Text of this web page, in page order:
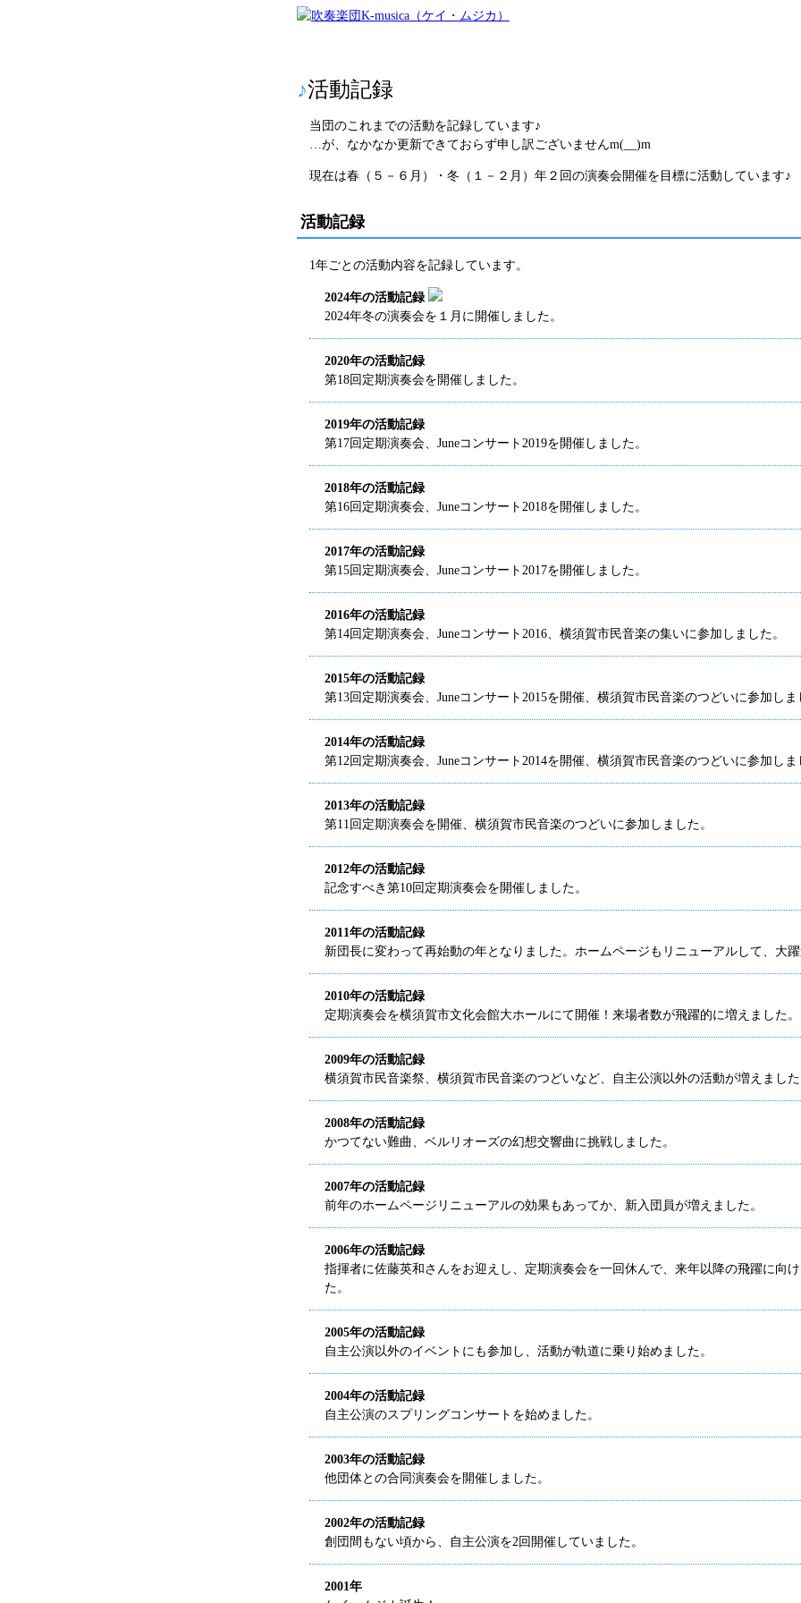
♪活動記録
当団のこれまでの活動を記録しています♪
…が、なかなか更新できておらず申し訳ございませんm(__)m
現在は春（５－６月）・冬（１－２月）年２回の演奏会開催を目標に活動しています♪
活動記録
1年ごとの活動内容を記録しています。
2024年の活動記録
2024年冬の演奏会を１月に開催しました。
2020年の活動記録
第18回定期演奏会を開催しました。
2019年の活動記録
第17回定期演奏会、Juneコンサート2019を開催しました。
2018年の活動記録
第16回定期演奏会、Juneコンサート2018を開催しました。
2017年の活動記録
第15回定期演奏会、Juneコンサート2017を開催しました。
2016年の活動記録
第14回定期演奏会、Juneコンサート2016、横須賀市民音楽の集いに参加しました。
2015年の活動記録
第13回定期演奏会、Juneコンサート2015を開催、横須賀市民音楽のつどいに参加しま
2014年の活動記録
第12回定期演奏会、Juneコンサート2014を開催、横須賀市民音楽のつどいに参加しま
2013年の活動記録
第11回定期演奏会を開催、横須賀市民音楽のつどいに参加しました。
2012年の活動記録
記念すべき第10回定期演奏会を開催しました。
2011年の活動記録
新団長に変わって再始動の年となりました。ホームページもリニューアルして、大
2010年の活動記録
定期演奏会を横須賀市文化会館大ホールにて開催！来場者数が飛躍的に増えました。
2009年の活動記録
横須賀市民音楽祭、横須賀市民音楽のつどいなど、自主公演以外の活動が増えまし
2008年の活動記録
かつてない難曲、ベルリオーズの幻想交響曲に挑戦しました。
2007年の活動記録
前年のホームページリニューアルの効果もあってか、新入団員が増えました。
2006年の活動記録
指揮者に佐藤英和さんをお迎えし、定期演奏会を一回休んで、来年以降の飛躍に向
た。
2005年の活動記録
自主公演以外のイベントにも参加し、活動が軌道に乗り始めました。
2004年の活動記録
自主公演のスプリングコンサートを始めました。
2003年の活動記録
他団体との合同演奏会を開催しました。
2002年の活動記録
創団間もない頃から、自主公演を2回開催していました。
2001年